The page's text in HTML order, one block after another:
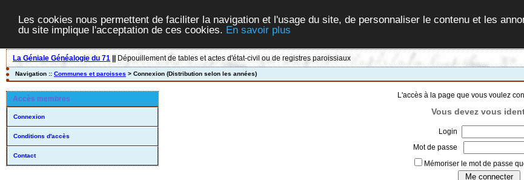
Les cookies nous permettent de faciliter la navigation et l'usage du site, de personnaliser le contenu et les
du site implique l'acceptation de ces cookies. En savoir plus
La Géniale Généalogie du 71 Dépouillement de tables et actes d'état-civil ou de registres paroissiaux
Navigation :: Communes et paroisses > Connexion (Distribution selon les années)
Accès membres
Connexion
Conditions d'accès
Contact
L'accès à la page que vous voulez
Vous devez vous
Login
Mot de passe
Mémoriser le mot de passe